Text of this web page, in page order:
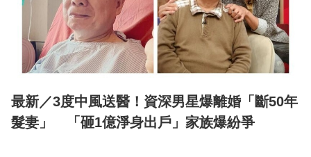
最新／3度中風送醫！資深男星爆離婚「斷50年
髮妻」 「砸1億淨身出戶」家族爆紛爭